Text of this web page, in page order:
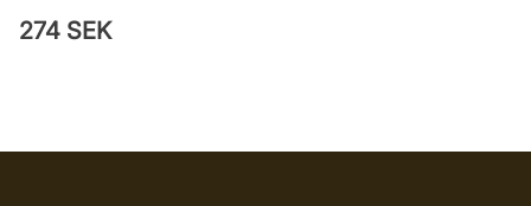
274 SEK